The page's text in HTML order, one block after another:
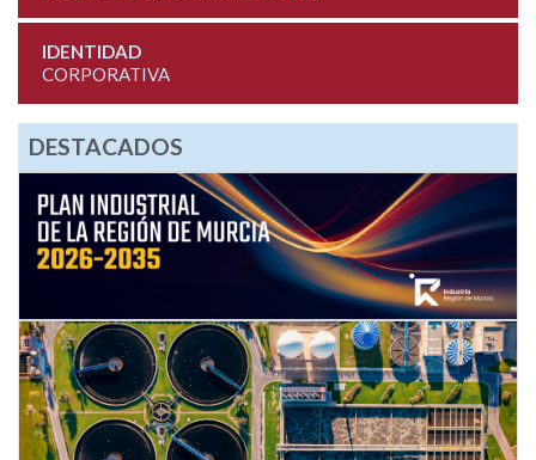
IDENTIDAD
CORPORATIVA
DESTACADOS